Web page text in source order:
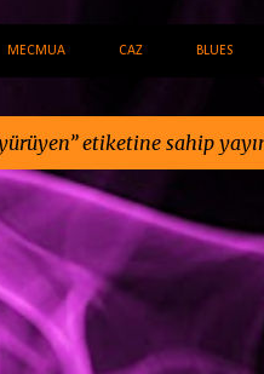
MECMUA CAZ BLUES
etiketine sahip